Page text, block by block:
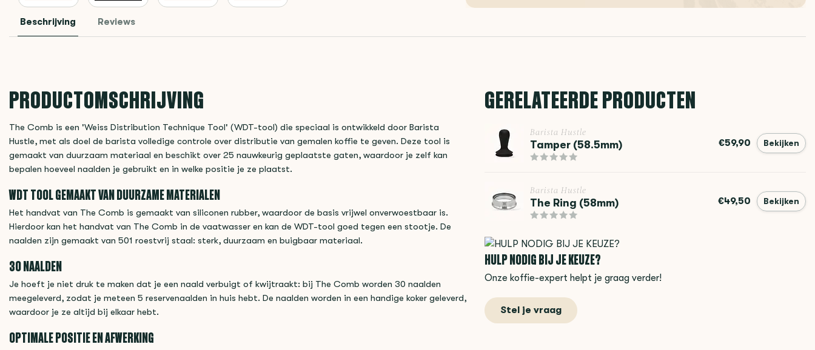
Beschrijving Reviews
PRODUCTOMSCHRIJVING
The Comb is een 'Weiss Distribution Technique Tool' (WDT-tool) die speciaal is ontwikkeld door Barista
Hustle, met als doel de barista volledige controle over distributie van gemalen koffie te geven. Deze tool is
gemaakt van duurzaam materiaal en beschikt over 25 nauwkeurig geplaatste gaten, waardoor je zelf kan
bepalen hoeveel naalden je gebruikt en in welke positie je ze plaatst.
WDT TOOL GEMAAKT VAN DUURZAME MATERIALEN
Het handvat van The Comb is gemaakt van siliconen rubber, waardoor de basis vrijwel onverwoestbaar is.
Hierdoor kan het handvat van The Comb in de vaatwasser en kan de WDT-tool goed tegen een stootje. De
naalden zijn gemaakt van 501 roestvrij staal: sterk, duurzaam en buigbaar materiaal.
30 NAALDEN
Je hoeft je niet druk te maken dat je een naald verbuigt of kwijtraakt: bij The Comb worden 30 naalden
meegeleverd, zodat je meteen 5 reservenaalden in huis hebt. De naalden worden in een handige koker geleverd,
waardoor je ze altijd bij elkaar hebt.
OPTIMALE POSITIE EN AFWERKING
GERELATEERDE PRODUCTEN
Barista Hustle
Tamper (58.5mm) €59,90 Bekijken
Barista Hustle
The Ring (58mm) €49,50 Bekijken
HULP NODIG BIJ JE KEUZE?
Onze koffie-expert helpt je graag verder!
Stel je vraag